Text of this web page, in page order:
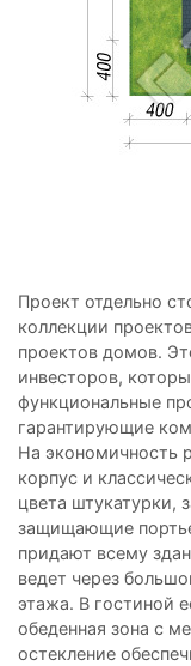
Проект отдельно
коллекции
проектов домов.
инвесторов,
функциональные
гарантирующие
На экономичность
корпус и
цвета штукатурки,
защищающие
придают всему
ведет через
этажа. В гостиной
обеденная зона с
остекление